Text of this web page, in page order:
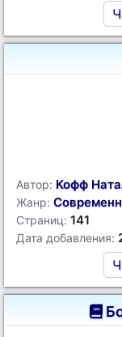
Автор: Кофф
Жанр:
Страниц: 141
Дата добавления: